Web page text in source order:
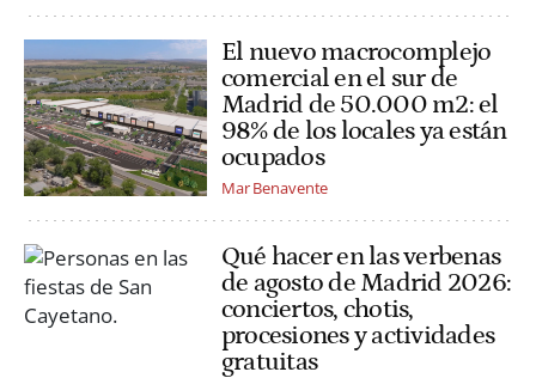
El nuevo macrocomplejo
comercial en el sur de
Madrid de 50.000 m2: el
98% de los locales ya están
ocupados
Mar Benavente
Qué hacer en las verbenas
de agosto de Madrid 2026:
conciertos, chotis,
procesiones y actividades
gratuitas